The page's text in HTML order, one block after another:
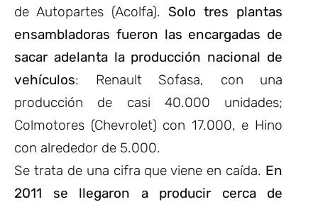
de Autopartes (Acolfa). Solo tres plantas
ensambladoras fueron las encargadas de
sacar adelanta la producción nacional de
vehículos: Renault Sofasa, con una
producción de casi 40.000 unidades;
Colmotores (Chevrolet) con 17.000, e Hino
con alrededor de 5.000.
Se trata de una cifra que viene en caída. En
2011 se llegaron a producir cerca de